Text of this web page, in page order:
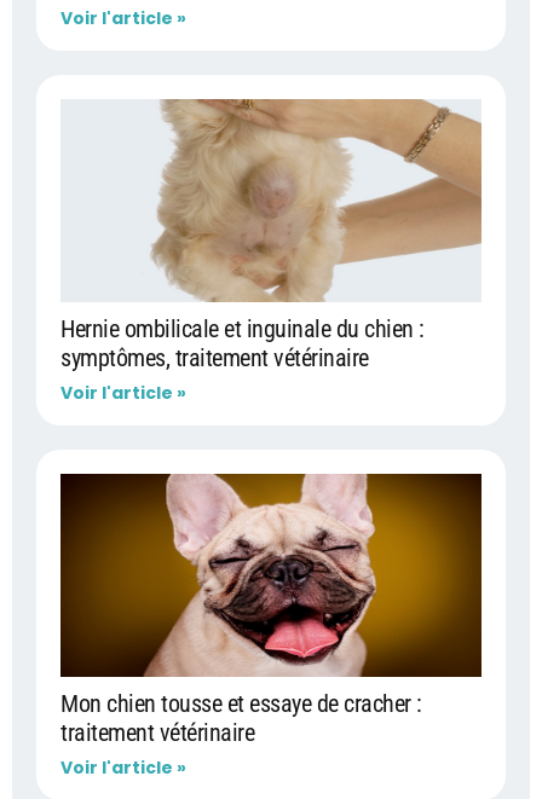
Voir l'article »
Hernie ombilicale et inguinale du chien :
symptômes, traitement vétérinaire
Voir l'article »
Mon chien tousse et essaye de cracher :
traitement vétérinaire
Voir l'article »